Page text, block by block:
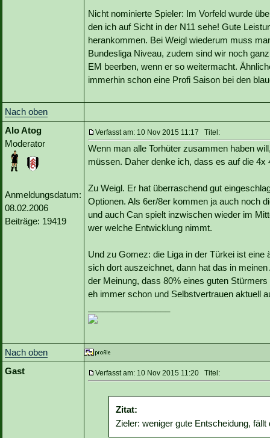
Nicht nominierte Spieler: Im Vorfeld wurde
den ich auf Sicht in der N11 sehe! Gute
herankommen. Bei Weigl wiederum muss
Bundesliga Niveau, zudem sind wir noch
EM beerben, wenn er so weitermacht.
immerhin schon eine Profi Saison bei den
Nach oben
Alo Atog
Moderator
Anmeldungsdatum:
08.02.2006
Beiträge: 19419
Verfasst am: 10 Nov 2015 11:17 Titel:
Wenn man alle Torhüter zusammen haben
müssen. Daher denke ich, dass es auf die 4x
Zu Weigl. Er hat überraschend gut
Optionen. Als 6er/8er kommen ja auch noch
und auch Can spielt inzwischen wieder im
wer welche Entwicklung nimmt.
Und zu Gomez: die Liga in der Türkei ist
sich dort auszeichnet, dann hat das in
der Meinung, dass 80% eines guten
eh immer schon und Selbstvertrauen aktuell
Nach oben
Gast
Verfasst am: 10 Nov 2015 11:20 Titel:
Zitat:
Zieler: weniger gute Entscheidung,